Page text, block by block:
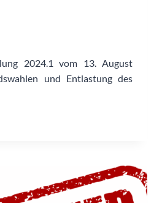
2024.1 vom 13. August
und Entlastung des